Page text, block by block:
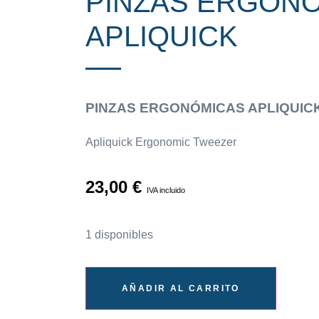
APLIQUICK
PINZAS ERGONÓMICAS
Apliquick Ergonomic Tweezer
23,00 € IVA incluido
1 disponibles
AÑADIR AL CARRITO